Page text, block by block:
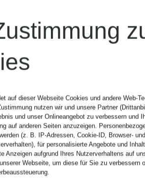
Dirndl
Dirndl
auf dieser Webseite Cookies und andere Web-
nutzen wir und unsere Partner
und unser Onlineangebot zu verbessern und
auf anderen Seiten anzuzeigen.
(z. B. IP-Adressen, Cookie-ID, Browser-
für personalisierte Angebote und
Anzeigen aufgrund Ihres Nutzerverhaltens auf
Webseite, um diese für Sie zu verbessern